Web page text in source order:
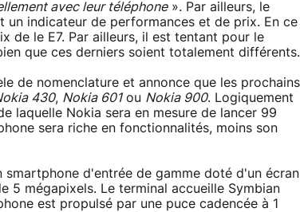
avec leur téléphone». Par ailleurs, le
indicateur de performances et de prix. En ce
de le E7. Par ailleurs, il est tentant pour le
que ces derniers soient totalement différents.
de nomenclature et annonce que les prochains
430, Nokia 601ou Nokia 900. Logiquement
laquelle Nokia sera en mesure de lancer 99
sera riche en fonctionnalités, moins son
d'entrée de gamme doté d'un écran
mégapixels. Le terminal accueille Symbian
est propulsé par une puce cadencée à 1